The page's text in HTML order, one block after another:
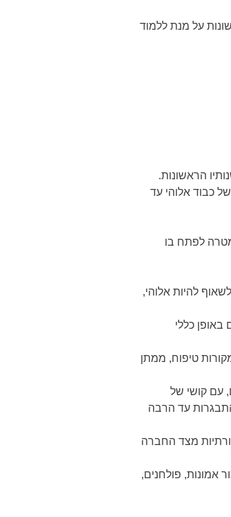
על מנת ללמוד
הראשונות.
כבוד אלוהי עד
לפתח בו
להיות אלוהי,
כללי
טיפוח, ממתן
עם קושי של
עד הרבה
מצד החברה
אמונות, פולחנים,